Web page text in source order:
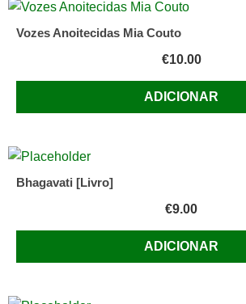
Vozes Anoitecidas Mia Couto
€10.00
ADICIONAR
Bhagavati [Livro]
€9.00
ADICIONAR